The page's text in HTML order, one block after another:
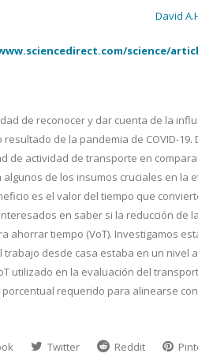
David
science/
de reconocer y dar cuenta de la
resultado de la pandemia de COVID-
de actividad de transporte en
algunos de los insumos cruciales en la
es el valor del tiempo que
en saber si la reducción de
ahorrar tiempo (VoT). Investigamos
trabajo desde casa estaba en un nivel
utilizado en la evaluación del
requerido para alinearse
Twitter Reddit